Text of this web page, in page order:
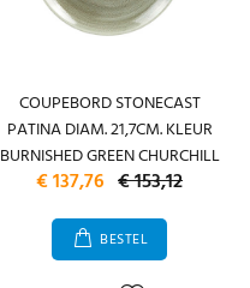
COUPEBORD STONECAST
PATINA DIAM. 21,7CM. KLEUR
BURNISHED GREEN CHURCHILL
€ 137,76 € 153,12
BESTEL